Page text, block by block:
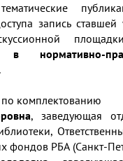
запись
в нормативно-
комплектованию
, заведующая
РБА (Санкт-